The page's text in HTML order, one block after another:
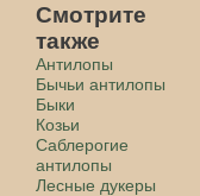
Смотрите
также
Антилопы
Бычьи антилопы
Быки
Козьи
Саблерогие
антилопы
Лесные дукеры